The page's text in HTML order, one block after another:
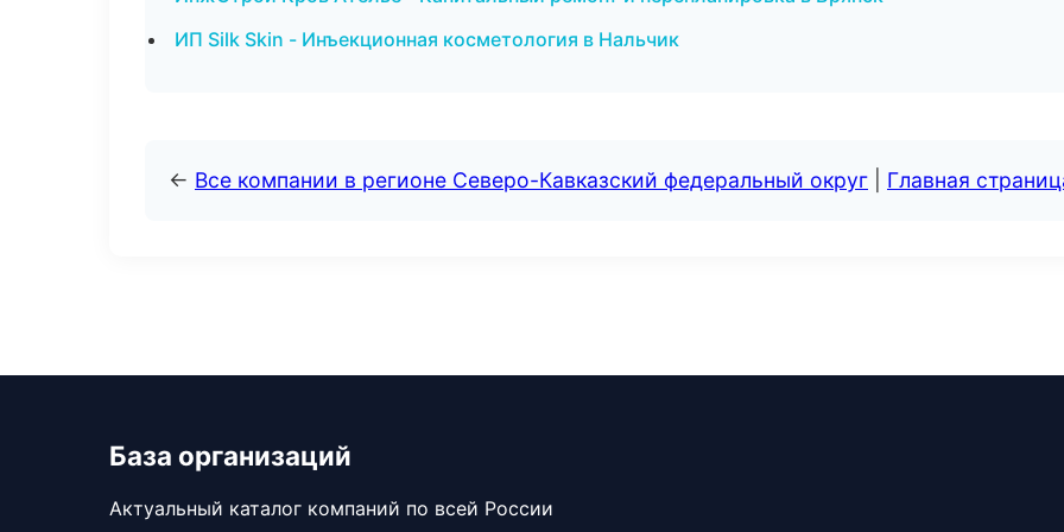
ИП Silk Skin - Инъекционная косметология в Нальчик
← Все компании в регионе Северо-Кавказский федеральный округ Главная
База организаций
Актуальный каталог компаний по всей России